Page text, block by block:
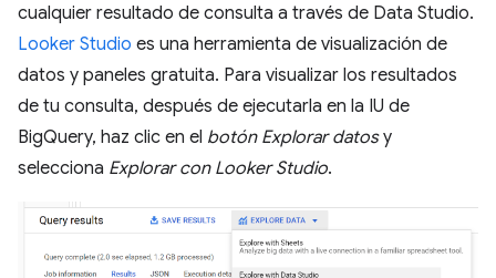
cualquier resultado de consulta a través de Data Studio.
Looker Studio es una herramienta de visualización de
datos y paneles gratuita. Para visualizar los resultados
de tu consulta, después de ejecutarla en la IU de
BigQuery, haz clic en el botón Explorar datosy
selecciona Explorar con Looker Studio.